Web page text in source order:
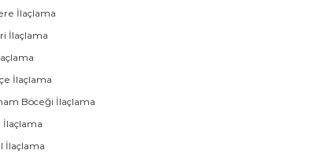
İlaçlama
İlaçlama
İlaçlama
Böceği İlaçlama
İlaçlama
İlaçlama